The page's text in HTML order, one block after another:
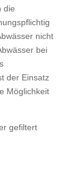
die
nicht
bei
der Einsatz
Möglichkeit
gefiltert